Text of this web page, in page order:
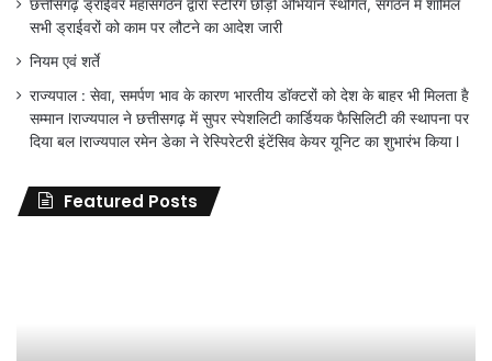
छत्तीसगढ़ ड्राईवर महासंगठन द्वारा स्टेरिंग छोड़ों अभियान स्थगित, संगठन में शामिल
सभी ड्राईवरों को काम पर लौटने का आदेश जारी
नियम एवं शर्ते
राज्यपाल : सेवा, समर्पण भाव के कारण भारतीय डॉक्टरों को देश के बाहर भी मिलता है
सम्मान lराज्यपाल ने छत्तीसगढ़ में सुपर स्पेशलिटी कार्डियक फैसिलिटी की स्थापना पर
दिया बल lराज्यपाल रमेन डेका ने रेस्पिरेटरी इंटेंसिव केयर यूनिट का शुभारंभ किया l
Featured Posts